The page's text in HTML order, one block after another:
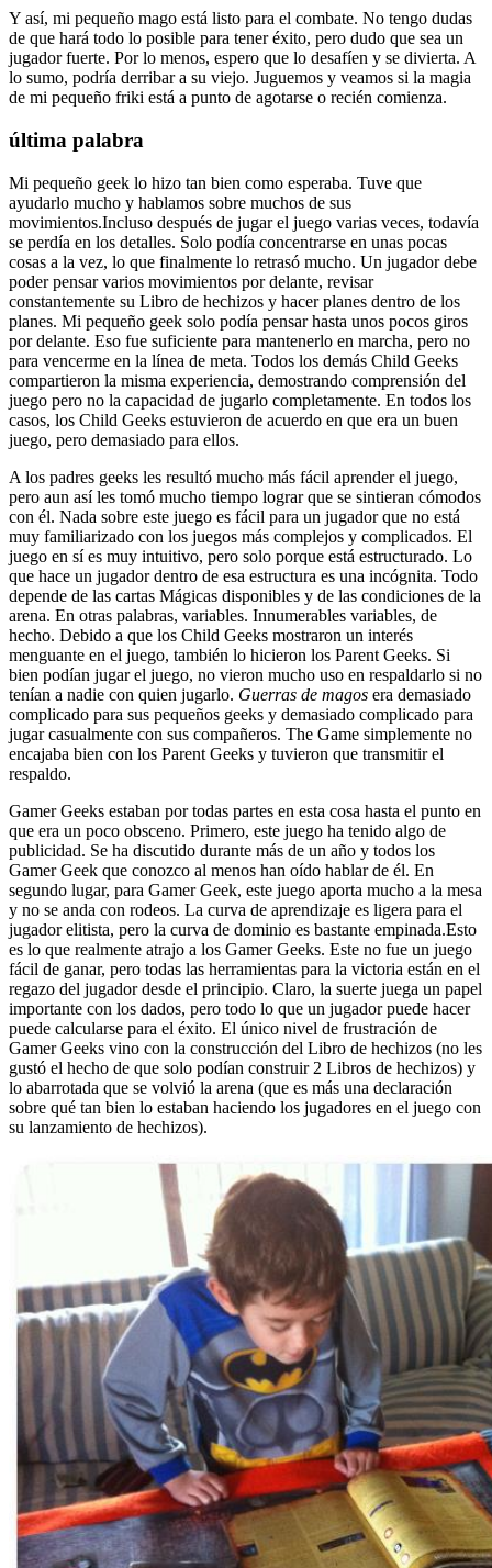
Y así, mi pequeño mago está listo para el combate. No tengo dudas
de que hará todo lo posible para tener éxito, pero dudo que sea un
jugador fuerte. Por lo menos, espero que lo desafíen y se divierta. A
lo sumo, podría derribar a su viejo. Juguemos y veamos si la magia
de mi pequeño friki está a punto de agotarse o recién comienza.
última palabra
Mi pequeño geek lo hizo tan bien como esperaba. Tuve que
ayudarlo mucho y hablamos sobre muchos de sus
movimientos.Incluso después de jugar el juego varias veces, todavía
se perdía en los detalles. Solo podía concentrarse en unas pocas
cosas a la vez, lo que finalmente lo retrasó mucho. Un jugador debe
poder pensar varios movimientos por delante, revisar
constantemente su Libro de hechizos y hacer planes dentro de los
planes. Mi pequeño geek solo podía pensar hasta unos pocos giros
por delante. Eso fue suficiente para mantenerlo en marcha, pero no
para vencerme en la línea de meta. Todos los demás Child Geeks
compartieron la misma experiencia, demostrando comprensión del
juego pero no la capacidad de jugarlo completamente. En todos los
casos, los Child Geeks estuvieron de acuerdo en que era un buen
juego, pero demasiado para ellos.
A los padres geeks les resultó mucho más fácil aprender el juego,
pero aun así les tomó mucho tiempo lograr que se sintieran cómodos
con él. Nada sobre este juego es fácil para un jugador que no está
muy familiarizado con los juegos más complejos y complicados. El
juego en sí es muy intuitivo, pero solo porque está estructurado. Lo
que hace un jugador dentro de esa estructura es una incógnita. Todo
depende de las cartas Mágicas disponibles y de las condiciones de la
arena. En otras palabras, variables. Innumerables variables, de
hecho. Debido a que los Child Geeks mostraron un interés
menguante en el juego, también lo hicieron los Parent Geeks. Si
bien podían jugar el juego, no vieron mucho uso en respaldarlo si no
tenían a nadie con quien jugarlo. Guerras de magos era demasiado
complicado para sus pequeños geeks y demasiado complicado para
jugar casualmente con sus compañeros. The Game simplemente no
encajaba bien con los Parent Geeks y tuvieron que transmitir el
respaldo.
Gamer Geeks estaban por todas partes en esta cosa hasta el punto en
que era un poco obsceno. Primero, este juego ha tenido algo de
publicidad. Se ha discutido durante más de un año y todos los
Gamer Geek que conozco al menos han oído hablar de él. En
segundo lugar, para Gamer Geek, este juego aporta mucho a la mesa
y no se anda con rodeos. La curva de aprendizaje es ligera para el
jugador elitista, pero la curva de dominio es bastante empinada.Esto
es lo que realmente atrajo a los Gamer Geeks. Este no fue un juego
fácil de ganar, pero todas las herramientas para la victoria están en el
regazo del jugador desde el principio. Claro, la suerte juega un papel
importante con los dados, pero todo lo que un jugador puede hacer
puede calcularse para el éxito. El único nivel de frustración de
Gamer Geeks vino con la construcción del Libro de hechizos (no les
gustó el hecho de que solo podían construir 2 Libros de hechizos) y
lo abarrotada que se volvió la arena (que es más una declaración
sobre qué tan bien lo estaban haciendo los jugadores en el juego con
su lanzamiento de hechizos).